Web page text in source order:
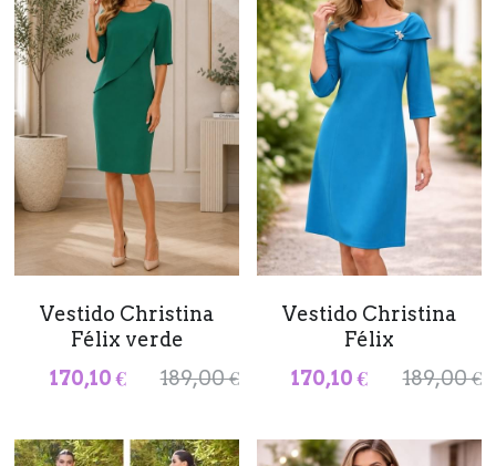
Vestido Christina
Félix verde
170,10 €
189,00 €
Vestido Christina
Félix
170,10 €
189,00 €